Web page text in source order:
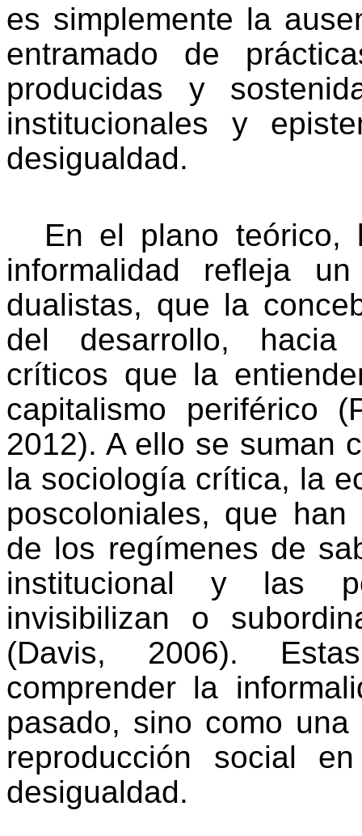
es simplemente la
entramado de
producidas y
institucionales y
desigualdad.
En el plano teórico,
informalidad refleja
dualistas, que la
del desarrollo, hacia
críticos que la
capitalismo periférico
2012). A ello se suman
la sociología crítica, la
poscoloniales, que
de los regímenes de
institucional y las
invisibilizan o
(Davis, 2006).
comprender la
pasado, sino como
reproducción social
desigualdad.